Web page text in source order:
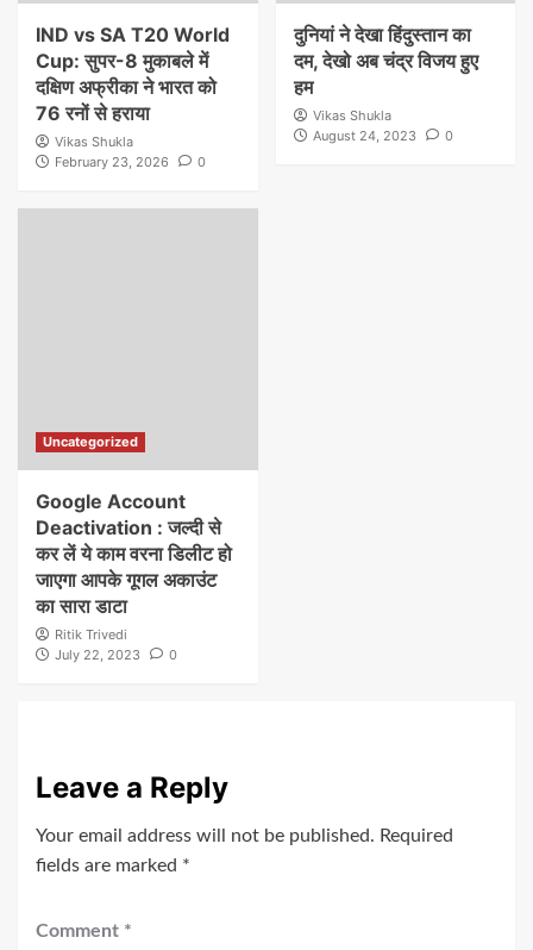
IND vs SA T20 World
Cup: सुपर-8 मुकाबले में
दक्षिण अफ्रीका ने भारत को
76 रनों से हराया
Vikas Shukla
February 23, 2026
0
दुनियां ने देखा हिंदुस्तान का
दम, देखो अब चंद्र विजय हुए
हम
Vikas Shukla
August 24, 2023
0
Uncategorized
Google Account
Deactivation : जल्दी से
कर लें ये काम वरना डिलीट हो
जाएगा आपके गूगल अकाउंट
का सारा डाटा
Ritik Trivedi
July 22, 2023
0
Leave a Reply
Your email address will not be published. Required
fields are marked *
Comment *